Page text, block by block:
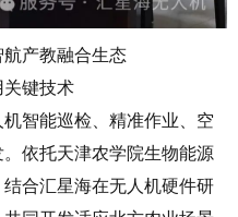
产教融合生态
关键技术
智能巡检、精准作业、空
依托天津农学院生物能源
合汇星海在无人机硬件研